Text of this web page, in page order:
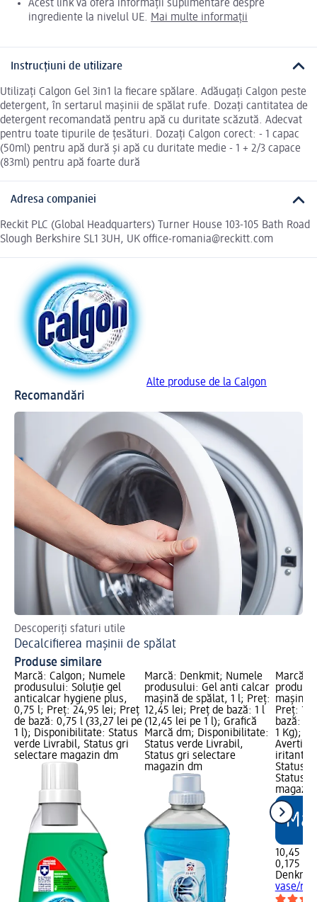
Acest link vă oferă informații suplimentare despre
ingrediente la nivelul UE. Mai multe informații
Instrucțiuni de utilizare
Utilizați Calgon Gel 3in1 la fiecare spălare. Adăugați Calgon peste
detergent, în sertarul mașinii de spălat rufe. Dozați cantitatea de
detergent recomandată pentru apă cu duritate scăzută. Adecvat
pentru toate tipurile de țesături. Dozați Calgon corect: - 1 capac
(50ml) pentru apă dură și apă cu duritate medie - 1 + 2/3 capace
(83ml) pentru apă foarte dură
Adresa companiei
Reckit PLC (Global Headquarters) Turner House 103-105 Bath Road
Slough Berkshire SL1 3UH, UK office-romania@reckitt.com
Alte produse de la Calgon
Recomandări
Descoperiți sfaturi utile
Decalcifierea mașinii de spălat
Produse similare
Marcă: Calgon; Numele
produsului: Soluție gel
anticalcar hygiene plus,
0,75 l; Preț: 24,95 lei; Preț
de bază: 0,75 l (33,27 lei pe
1 l); Disponibilitate: Status
verde Livrabil, Status gri
selectare magazin dm
Marcă: Denkmit; Numele
produsului: Gel anti calcar
mașină de spălat, 1 l; Preț:
12,45 lei; Preț de bază: 1 l
(12,45 lei pe 1 l); Grafică
Marcă dm; Disponibilitate:
Status verde Livrabil,
Status gri selectare
magazin dm
Marcă:
mașină
Preț:
bază:
1 Kg);
iritant.;
Status
Status
10,45 lei
0,175
Denkmit
vase/